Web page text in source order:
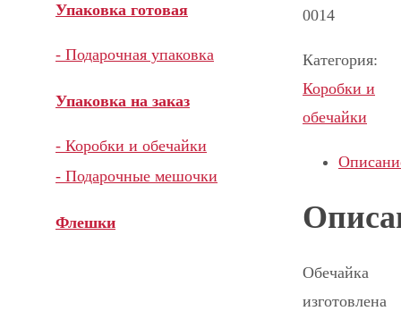
0014
Категория:
Коробки и
обечайки
Обечайка
изготовлена
Упаковка готовая
- Подарочная упаковка
Упаковка на заказ
- Коробки и обечайки
- Подарочные мешочки
Флешки